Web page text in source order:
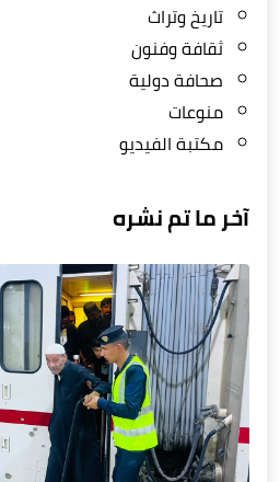
تاريخ وتراث
ثقافة وفنون
صحافة دولية
منوعات
مكتبة الفيديو
آخر ما تم نشره